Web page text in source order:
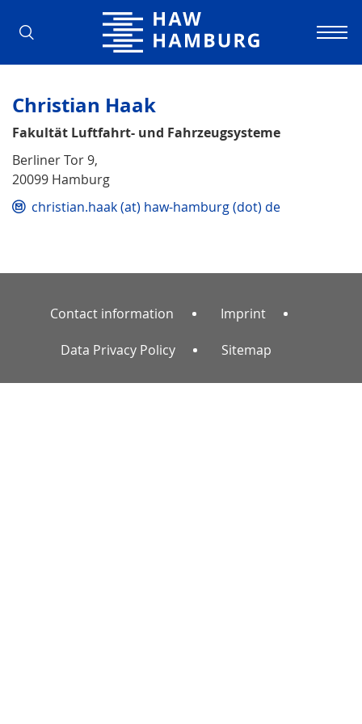
Hamburg University of Applied
Christian Haak
Fakultät Luftfahrt- und Fahrzeugsysteme
Berliner Tor 9,
20099 Hamburg
christian.haak (at) haw-hamburg (dot) de
Contact information Imprint
Data Privacy Policy Sitemap